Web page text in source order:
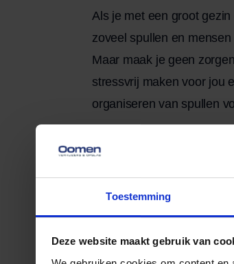
Toestemming
Deze website maakt gebruik van
Als je met een groot
zoveel spullen en
Maar maak je geen
stressvrij maken voor jou
organiseren van spullen